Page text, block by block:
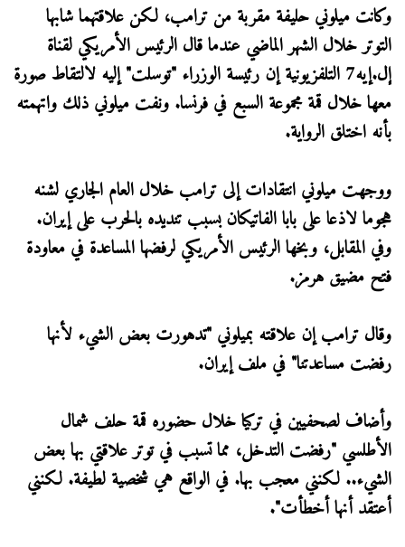
وكانت ميلوني حليفة مقربة من ‌ترامب، لكن علاقتهما شابها
التوتر خلال الشهر الماضي عندما قال الرئيس الأمريكي لقناة
إل.إيه7 التلفزيونية إن رئيسة الوزراء "توسلت" إليه لالتقاط صورة
معها خلال قمة مجموعة السبع في فرنسا. ونفت ميلوني ذلك واتهمته
بأنه اختلق الرواية.
ووجهت ​ميلوني انتقادات إلى ترامب خلال العام الجاري لشنه
هجوما لاذعا على بابا الفاتيكان بسبب ​تنديده بالحرب على إيران.
وفي المقابل، وبخها الرئيس الأمريكي لرفضها المساعدة في ⁠معاودة
فتح مضيق هرمز.
وقال ترامب إن علاقته بميلوني "تدهورت بعض الشيء لأنها
رفضت مساعدتنا" في ملف ​إيران.
وأضاف لصحفيين في تركيا خلال حضوره قمة حلف شمال
الأطلسي "رفضت التدخل، مما تسبب في توتر ​علاقتي بها بعض
الشيء.. لكنني معجب بها. في الواقع هي شخصية لطيفة. لكنني
أعتقد أنها أخطأت".